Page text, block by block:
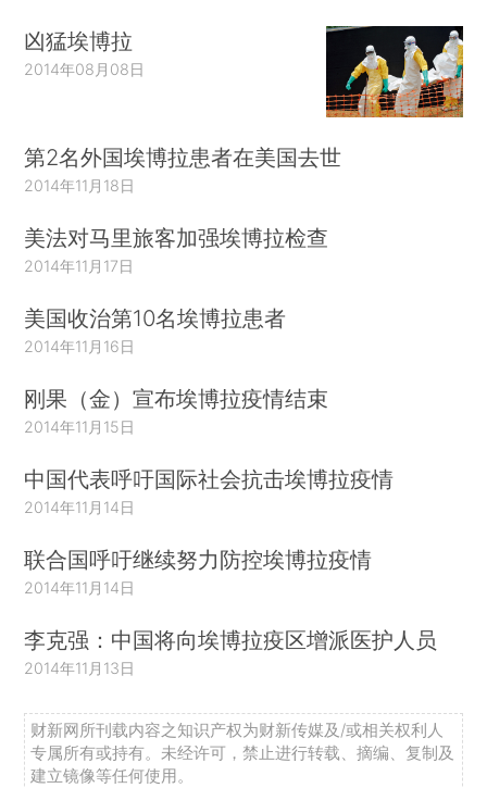
凶猛埃博拉
2014年08月08日
第2名外国埃博拉患者在美国去世
2014年11月18日
美法对马里旅客加强埃博拉检查
2014年11月17日
美国收治第10名埃博拉患者
2014年11月16日
刚果（金）宣布埃博拉疫情结束
2014年11月15日
中国代表呼吁国际社会抗击埃博拉疫情
2014年11月14日
联合国呼吁继续努力防控埃博拉疫情
2014年11月14日
李克强：中国将向埃博拉疫区增派医护人员
2014年11月13日
财新网所刊载内容之知识产权为财新传媒及/或相关权利人
专属所有或持有。未经许可，禁止进行转载、摘编、复制及
建立镜像等任何使用。